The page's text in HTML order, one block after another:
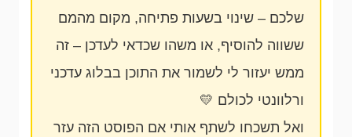
שלכם – שינוי בשעות פתיחה, מקום מהמם
ששווה להוסיף, או משהו שכדאי לעדכן – זה
ממש יעזור לי לשמור את התוכן בבלוג עדכני
ורלוונטי לכולם 💛
ואל תשכחו לשתף אותי אם הפוסט הזה עזר